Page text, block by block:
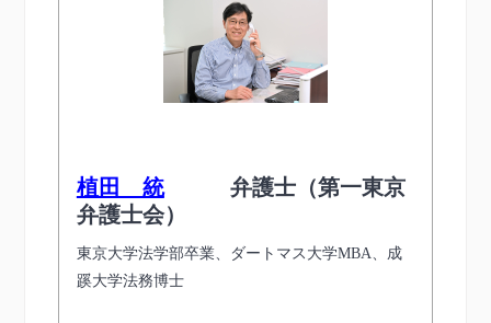
植田 統弁護士（第一東京
弁護士会）
東京大学法学部卒業、ダートマス大学MBA、成
蹊大学法務博士